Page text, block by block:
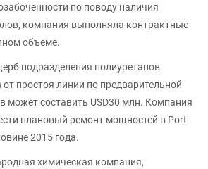
по поводу наличия
компания выполняла контрактные
объеме.
подразделения полиуретанов
простоя линии по предварительной
может составить USD30 млн. Компания
плановый ремонт мощностей в Port
2015 года.
химическая компания,